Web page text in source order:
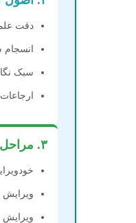
دقت
سبک
۳. مراحل عملی
ویرایش
ویرایش